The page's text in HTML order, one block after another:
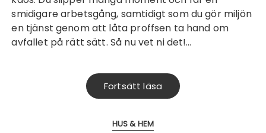
smidigare arbetsgång, samtidigt som du gör miljön
en tjänst genom att låta proffsen ta hand om
avfallet på rätt sätt. Så nu vet ni det!…
Fortsätt läsa
HUS & HEM